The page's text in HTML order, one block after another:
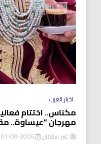
اخبار العرب
مكناس.. اختتام
مهرجان “عيساوة..
عبير سليمان 2026-08-01